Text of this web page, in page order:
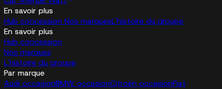
En savoir plus
Hub concession Nos marquesL'histoire du groupe
En savoir plus
Hub concession
Nos marques
L'histoire du groupe
Par marque
Audi occasionBMW occasionCitroën occasionFiat